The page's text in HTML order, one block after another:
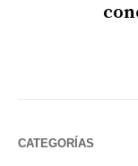
CATEGORÍAS